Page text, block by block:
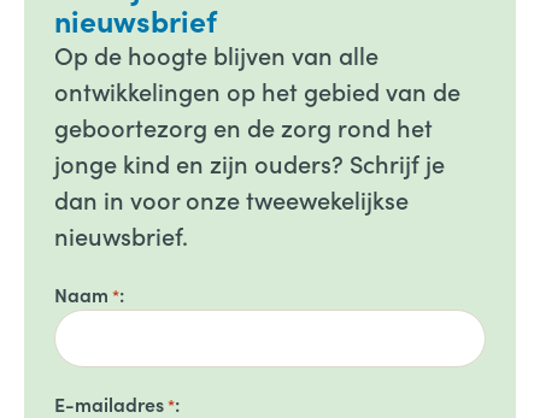
nieuwsbrief
Op de hoogte blijven van alle
ontwikkelingen op het gebied van de
geboortezorg en de zorg rond het
jonge kind en zijn ouders? Schrijf je
dan in voor onze tweewekelijkse
nieuwsbrief.
Naam *
E-mailadres*